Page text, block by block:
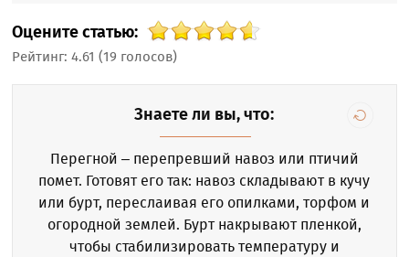
Оцените статью:
Рейтинг:4.61 (19 голосов)
Знаете ли вы, что:
Перегной – перепревший навоз или птичий
помет. Готовят его так: навоз складывают в кучу
или бурт, переслаивая его опилками, торфом и
огородной землей. Бурт накрывают пленкой,
чтобы стабилизировать температуру и